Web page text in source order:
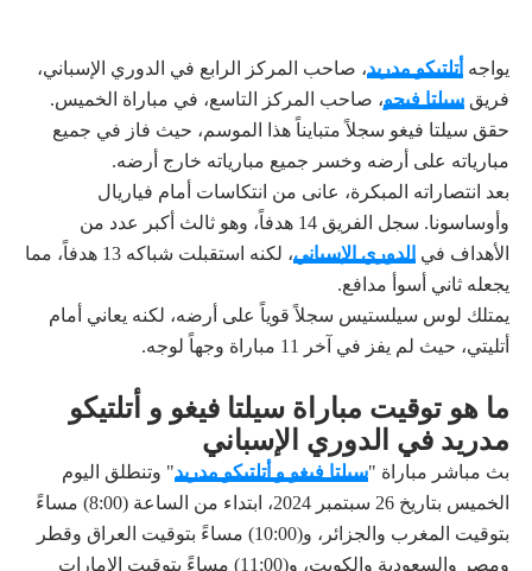
يواجه أتلتيكو مدريد، صاحب المركز الرابع في الدوري الإسباني،
فريق سيلتا فيجو، صاحب المركز التاسع، في مباراة الخميس.
حقق سيلتا فيغو سجلاً متبايناً هذا الموسم، حيث فاز في جميع
مبارياته على أرضه وخسر جميع مبارياته خارج أرضه.
بعد انتصاراته المبكرة، عانى من انتكاسات أمام فياريال
وأوساسونا. سجل الفريق 14 هدفاً، وهو ثالث أكبر عدد من
الأهداف في الدوري الإسباني
، لكنه استقبلت شباكه 13 هدفاً، مما
يجعله ثاني أسوأ مدافع.
يمتلك لوس سيلستيس سجلاً قوياً على أرضه، لكنه يعاني أمام
أتليتي، حيث لم يفز في آخر 11 مباراة وجهاً لوجه.
ما هو توقيت مباراة سيلتا فيغو و أتلتيكو
مدريد في الدوري الإسباني
بث مباشر مباراة "سيلتا فيغو و أتلتيكو مدريد" وتنطلق اليوم
الخميس بتاريخ 26 سبتمبر 2024، ابتداء من الساعة (8:00) مساءً
بتوقيت المغرب والجزائر، و(10:00) مساءً بتوقيت العراق وقطر
ومصر والسعودية والكويت، و(11:00) مساءً بتوقيت الإمارات